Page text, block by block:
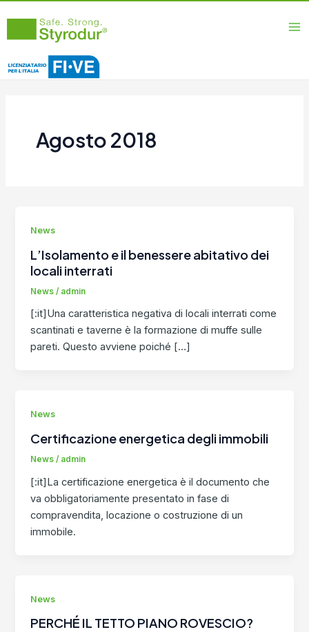
contenuto
Agosto 2018
News
L’Isolamento e il benessere abitativo dei
locali interrati
News / admin
[:it]Una caratteristica negativa di locali interrati come
scantinati e taverne è la formazione di muffe sulle
pareti. Questo avviene poiché […]
News
Certificazione energetica degli immobili
News / admin
[:it]La certificazione energetica è il documento che
va obbligatoriamente presentato in fase di
compravendita, locazione o costruzione di un
immobile.
News
PERCHÉ IL TETTO PIANO ROVESCIO?